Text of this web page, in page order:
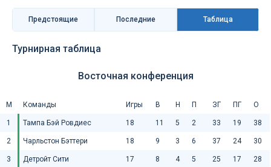
Предстоящие Последниe Таблица
Турнирная таблица
Восточная конференция
М Команды Игры В Н П ЗГ ПГ О
1 Тампа Бэй Ровдиес 18 11 5 2 33 19 38
2 Чарльстон Бэттери 18 9 3 6 37 24 30
3 Детройт Сити 17 8 4 5 25 17 28